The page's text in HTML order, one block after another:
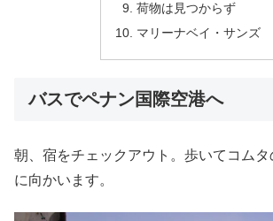
荷物は見つからず
マリーナベイ・サンズ
バスでペナン国際空港へ
朝、宿をチェックアウト。歩いてコム
に向かいます。